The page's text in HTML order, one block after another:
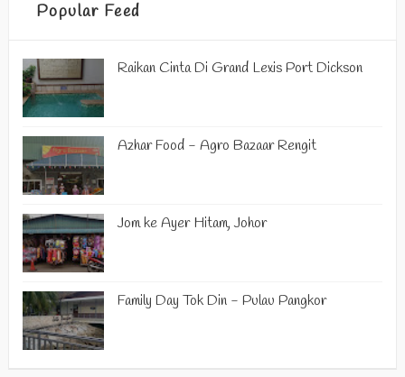
Popular Feed
Raikan Cinta Di Grand Lexis Port Dickson
Azhar Food - Agro Bazaar Rengit
Jom ke Ayer Hitam, Johor
Family Day Tok Din - Pulau Pangkor